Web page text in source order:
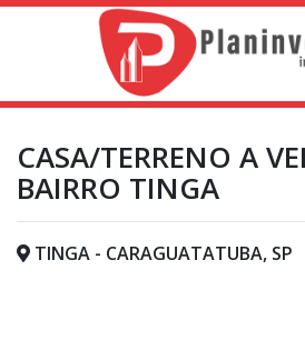
CASA/TERRENO A
BAIRRO TINGA
TINGA - CARAGUATATUBA, SP